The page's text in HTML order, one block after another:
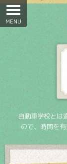
自動車学校とは
ので、時間を